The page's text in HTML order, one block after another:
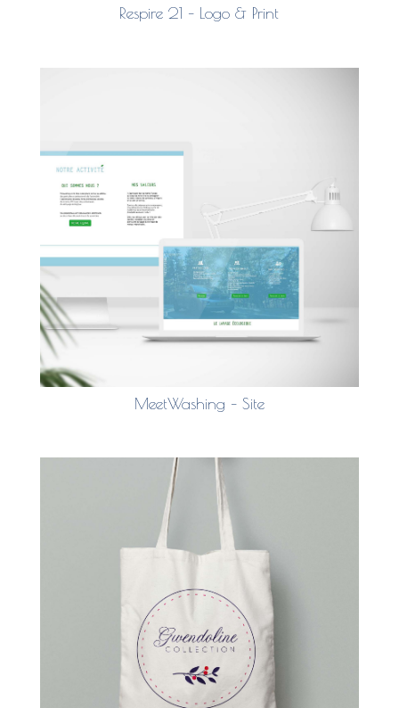
Respire 21 – Logo & Print
MeetWashing – Site